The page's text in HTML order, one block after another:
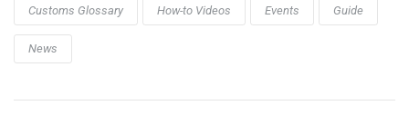
Customs Glossary How-to Videos Events Guide
News